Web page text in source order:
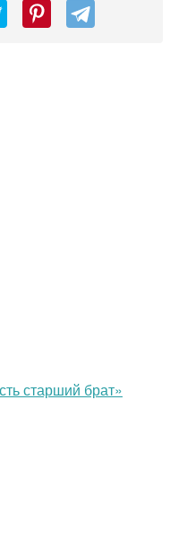
старший брат»